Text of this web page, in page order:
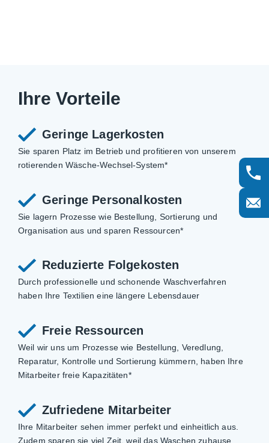
Ihre Vorteile
Geringe Lagerkosten
Sie sparen Platz im Betrieb und profitieren von unserem
rotierenden Wäsche-Wechsel-System*
Geringe Personalkosten
Sie lagern Prozesse wie Bestellung, Sortierung und
Organisation aus und sparen Ressourcen*
Reduzierte Folgekosten
Durch professionelle und schonende Waschverfahren
haben Ihre Textilien eine längere Lebensdauer
Freie Ressourcen
Weil wir uns um Prozesse wie Bestellung, Veredlung,
Reparatur, Kontrolle und Sortierung kümmern, haben Ihre
Mitarbeiter freie Kapazitäten*
Zufriedene Mitarbeiter
Ihre Mitarbeiter sehen immer perfekt und einheitlich aus.
Zudem sparen sie viel Zeit, weil das Waschen zuhause